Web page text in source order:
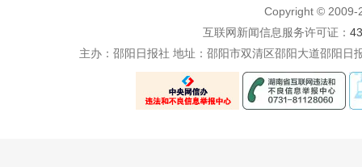
Copyright © 2009-
互联网新闻信息服务许可证：
主办：邵阳日报社 地址：邵阳市双清区邵阳大道邵阳